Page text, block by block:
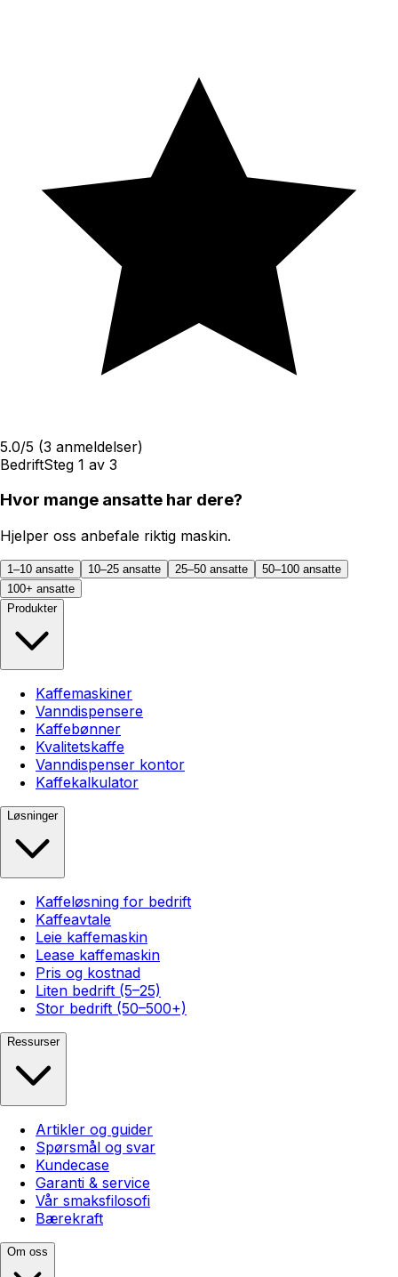
5.0/5 (3 anmeldelser)
BedriftSteg 1 av 3
Hvor mange ansatte har dere?
Hjelper oss anbefale riktig maskin.
1–10 ansatte 10–25 ansatte 25–50 ansatte
50–100 ansatte
100+ ansatte
Produkter
Kaffemaskiner
Vanndispensere
Kaffebønner
Kvalitetskaffe
Vanndispenser kontor
Kaffekalkulator
Løsninger
Kaffeløsning for bedrift
Kaffeavtale
Leie kaffemaskin
Lease kaffemaskin
Pris og kostnad
Liten bedrift (5–25)
Stor bedrift (50–500+)
Ressurser
Artikler og guider
Spørsmål og svar
Kundecase
Garanti & service
Vår smaksfilosofi
Bærekraft
Om oss